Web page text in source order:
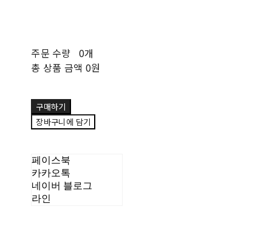
주문 수량 0개
총 상품 금액 0원
구매하기
장바구니에 담기
페이스북
카카오톡
네이버 블로그
라인